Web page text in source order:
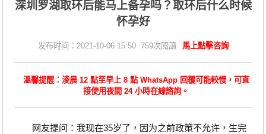
深圳罗湖取环后能马上备孕吗？取环后什么时候
怀孕好
发布时间：2021-10-06 15:50 759次閱讀 馬上點擊咨詢
溫馨提醒：淩晨 12 點至早上 8 點 WhatsApp 回覆可能較慢，可直
接使用夜間 24 小時在線諮詢。
网友提问：我现在35岁了，因为之前政策不允许，生完